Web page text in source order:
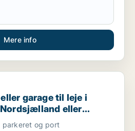
Mere info
til leje i Storkøbenhavn,
garage til leje i
eller
parkeret og port